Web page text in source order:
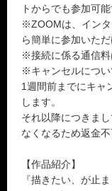
トからでも参加可能
※ZOOMは、イン
ら簡単に参加いた
※接続に係る通信料
※キャンセルについ
1週間前までにキャ
します。
それ以降につきま
なくなるため返金不
【作品紹介】
『描きたい、が止ま